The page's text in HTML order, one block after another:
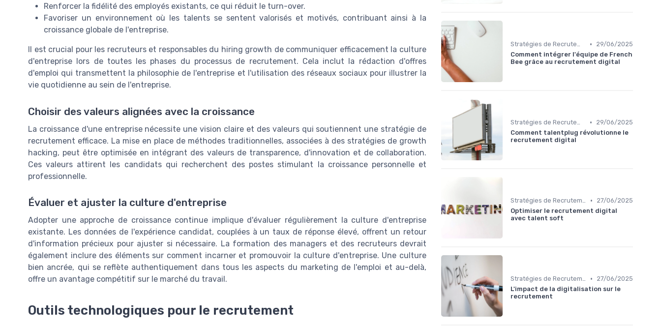
Renforcer la fidélité des employés existants, ce qui réduit le turn-over.
Favoriser un environnement où les talents se sentent valorisés et motivés, contribuant ainsi à la
croissance globale de l'entreprise.
Il est crucial pour les recruteurs et responsables du hiring growth de communiquer efficacement la culture
d'entreprise lors de toutes les phases du processus de recrutement. Cela inclut la rédaction d'offres
d'emploi qui transmettent la philosophie de l'entreprise et l'utilisation des réseaux sociaux pour illustrer la
vie quotidienne au sein de l'entreprise.
Choisir des valeurs alignées avec la croissance
La croissance d'une entreprise nécessite une vision claire et des valeurs qui soutiennent une stratégie de
recrutement efficace. La mise en place de méthodes traditionnelles, associées à des stratégies de growth
hacking, peut être optimisée en intégrant des valeurs de transparence, d'innovation et de collaboration.
Ces valeurs attirent les candidats qui recherchent des postes stimulant la croissance personnelle et
professionnelle.
Évaluer et ajuster la culture d'entreprise
Adopter une approche de croissance continue implique d'évaluer régulièrement la culture d'entreprise
existante. Les données de l'expérience candidat, couplées à un taux de réponse élevé, offrent un retour
d'information précieux pour ajuster si nécessaire. La formation des managers et des recruteurs devrait
également inclure des éléments sur comment incarner et promouvoir la culture d'entreprise. Une culture
bien ancrée, qui se reflète authentiquement dans tous les aspects du marketing de l'emploi et au-delà,
offre un avantage compétitif sur le marché du travail.
Outils technologiques pour le recrutement
Stratégies de Recrutement Digital •
29/06/2025
Comment intégrer l'équipe de French
Bee grâce au recrutement digital
Stratégies de Recrutement Digital •
29/06/2025
Comment talentplug révolutionne le
recrutement digital
Stratégies de Recrutement Digital •
27/06/2025
Optimiser le recrutement digital
avec talent soft
Stratégies de Recrutement Digital •
27/06/2025
L'impact de la digitalisation sur le
recrutement